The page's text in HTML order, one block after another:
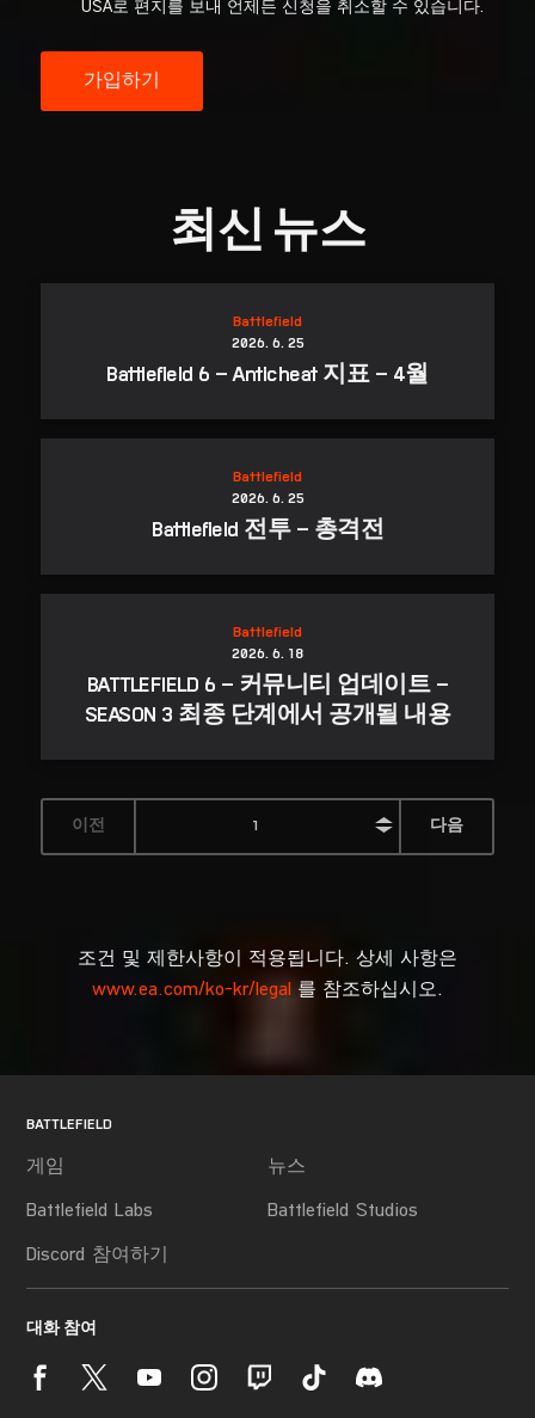
USA로 편지를 보내 언제든 신청을 취소할 수 있습니다.
조건 및 제한사항이 적용됩니다. 상세 사항은
www.ea.com/ko-kr/legal
를 참조하십시오.